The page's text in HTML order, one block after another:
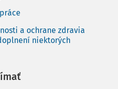
a ochrane zdravia
niektorých